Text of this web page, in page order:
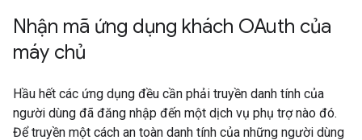
Nhận mã ứng dụng khách OAuth của
máy chủ
Hầu hết các ứng dụng đều cần phải truyền danh tính của
người dùng đã đăng nhập đến một dịch vụ phụ trợ nào đó.
Để truyền một cách an toàn danh tính của những người dùng